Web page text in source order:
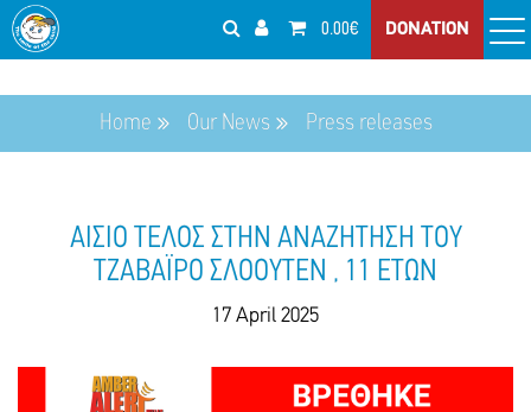
0.00€ DONATION
Home Our News Press releases
ΑΙΣΙΟ ΤΕΛΟΣ ΣΤΗΝ ΑΝΑΖΗΤΗΣΗ ΤΟΥ
ΤΖΑΒΑΪΡΟ ΣΛΟΟΥΤΕΝ , 11 ΕΤΩΝ
17 April 2025